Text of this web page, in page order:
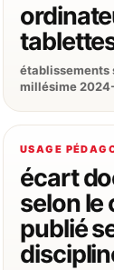
établissements
millésime
USAGE
écart
selon le
publié